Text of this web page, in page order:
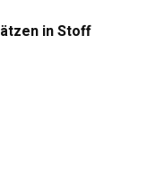
in Stoff